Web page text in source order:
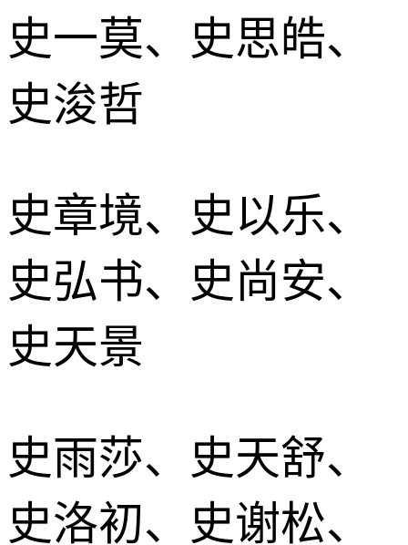
史一莫、史思皓、
史浚哲
史章境、史以乐、
史弘书、史尚安、
史天景
史雨莎、史天舒、
史洛初、史谢松、